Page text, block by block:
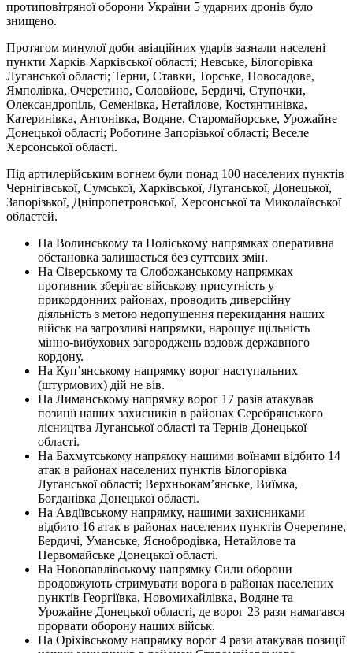
протиповітряної оборони України 5 ударних дронів було
знищено.
Протягом минулої доби авіаційних ударів зазнали населені
пункти Харків Харківської області; Невське, Білогорівка
Луганської області; Терни, Ставки, Торське, Новосадове,
Ямполівка, Очеретино, Соловйове, Бердичі, Ступочки,
Олександропіль, Семенівка, Нетайлове, Костянтинівка,
Катеринівка, Антонівка, Водяне, Старомайорське, Урожайне
Донецької області; Роботине Запорізької області; Веселе
Херсонської області.
Під артилерійським вогнем були понад 100 населених пунктів
Чернігівської, Сумської, Харківської, Луганської, Донецької,
Запорізької, Дніпропетровської, Херсонської та Миколаївської
областей.
На Волинському та Поліському напрямках оперативна
обстановка залишається без суттєвих змін.
На Сіверському та Слобожанському напрямках
противник зберігає військову присутність у
прикордонних районах, проводить диверсійну
діяльність з метою недопущення перекидання наших
військ на загрозливі напрямки, нарощує щільність
мінно-вибухових загороджень вздовж державного
кордону.
На Куп’янському напрямку ворог наступальних
(штурмових) дій не вів.
На Лиманському напрямку ворог 17 разів атакував
позиції наших захисників в районах Серебрянського
лісництва Луганської області та Тернів Донецької
області.
На Бахмутському напрямку нашими воїнами відбито 14
атак в районах населених пунктів Білогорівка
Луганської області; Верхньокам’янське, Виїмка,
Богданівка Донецької області.
На Авдіївському напрямку, нашими захисниками
відбито 16 атак в районах населених пунктів Очеретине,
Бердичі, Уманське, Яснобродівка, Нетайлове та
Первомайське Донецької області.
На Новопавлівському напрямку Сили оборони
продовжують стримувати ворога в районах населених
пунктів Георгіївка, Новомихайлівка, Водяне та
Урожайне Донецької області, де ворог 23 рази намагався
прорвати оборону наших військ.
На Оріхівському напрямку ворог 4 рази атакував позиції